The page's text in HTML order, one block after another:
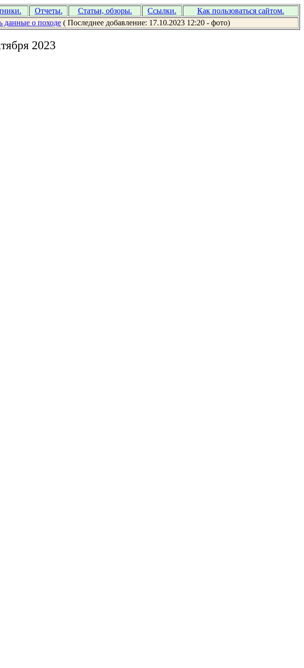
Отчеты. Статьи, обзоры. Ссылки.
Как пользоваться сайтом.
данные о походе ( Последнее добавление: 17.10.2023 12:20 - фото)
2023